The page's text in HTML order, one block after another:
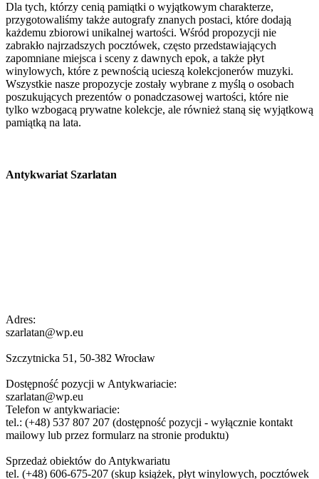
Dla tych, którzy cenią pamiątki o wyjątkowym charakterze,
przygotowaliśmy także autografy znanych postaci, które dodają
każdemu zbiorowi unikalnej wartości. Wśród propozycji nie
zabrakło najrzadszych pocztówek, często przedstawiających
zapomniane miejsca i sceny z dawnych epok, a także płyt
winylowych, które z pewnością ucieszą kolekcjonerów muzyki.
Wszystkie nasze propozycje zostały wybrane z myślą o osobach
poszukujących prezentów o ponadczasowej wartości, które nie
tylko wzbogacą prywatne kolekcje, ale również staną się wyjątkową
pamiątką na lata.
Antykwariat Szarlatan
Adres:
szarlatan@wp.eu
Szczytnicka 51, 50-382 Wrocław
Dostępność pozycji w Antykwariacie:
szarlatan@wp.eu
Telefon w antykwariacie:
tel.: (+48) 537 807 207 (dostępność pozycji - wyłącznie kontakt
mailowy lub przez formularz na stronie produktu)
Sprzedaż obiektów do Antykwariatu
tel. (+48) 606-675-207 (skup książek, płyt winylowych, pocztówek